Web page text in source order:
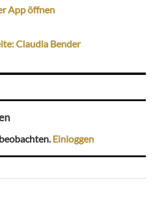
App öffnen
Claudia Bender
Einloggen